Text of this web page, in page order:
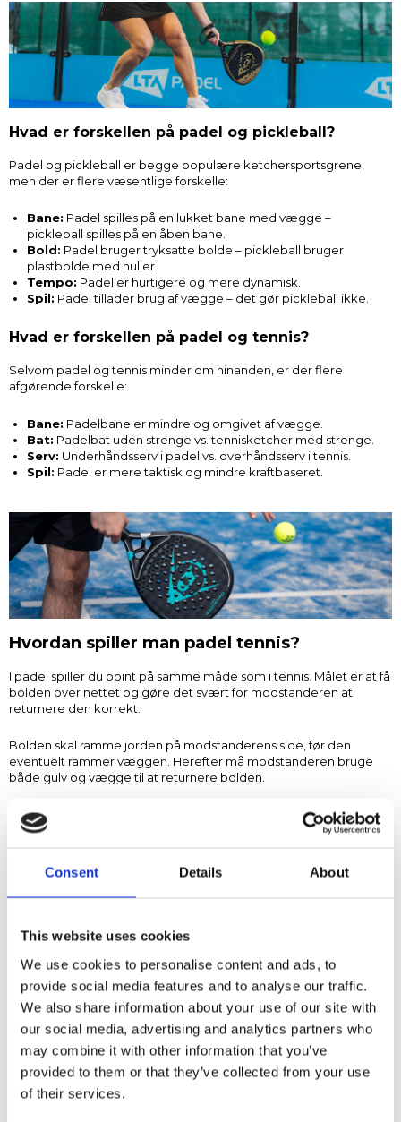
Consent Details About
This website uses cookies
We use cookies to personalise content and ads, to
provide social media features and to analyse our traffic.
We also share information about your use of our site with
our social media, advertising and analytics partners who
may combine it with other information that you’ve
provided to them or that they’ve collected from your use
of their services.
Hvad er forskellen på padel og pickleball?
Padel og pickleball er begge populære ketchersportsgrene,
men der er flere væsentlige forskelle:
Bane: Padel spilles på en lukket bane med vægge –
pickleball spilles på en åben bane.
Bold: Padel bruger tryksatte bolde – pickleball bruger
plastbolde med huller.
Tempo: Padel er hurtigere og mere dynamisk.
Spil: Padel tillader brug af vægge – det gør pickleball ikke.
Hvad er forskellen på padel og tennis?
Selvom padel og tennis minder om hinanden, er der flere
afgørende forskelle:
Bane: Padelbane er mindre og omgivet af vægge.
Bat: Padelbat uden strenge vs. tennisketcher med strenge.
Serv: Underhåndsserv i padel vs. overhåndsserv i tennis.
Spil: Padel er mere taktisk og mindre kraftbaseret.
Hvordan spiller man padel tennis?
I padel spiller du point på samme måde som i tennis. Målet er at få
bolden over nettet og gøre det svært for modstanderen at
returnere den korrekt.
Bolden skal ramme jorden på modstanderens side, før den
eventuelt rammer væggen. Herefter må modstanderen bruge
både gulv og vægge til at returnere bolden.
Padel følger samme pointsystem som tennis:
Ved 40-40 (deuce) skal et hold vinde to bolde i træk.
Et sæt vindes ved 6 partier med mindst 2 partiers forskel.
Ved 6-6 spilles tiebreak til 7 point (med 2 points forskel).
Padel regler – de 3 vigtigste
1. Serveregler